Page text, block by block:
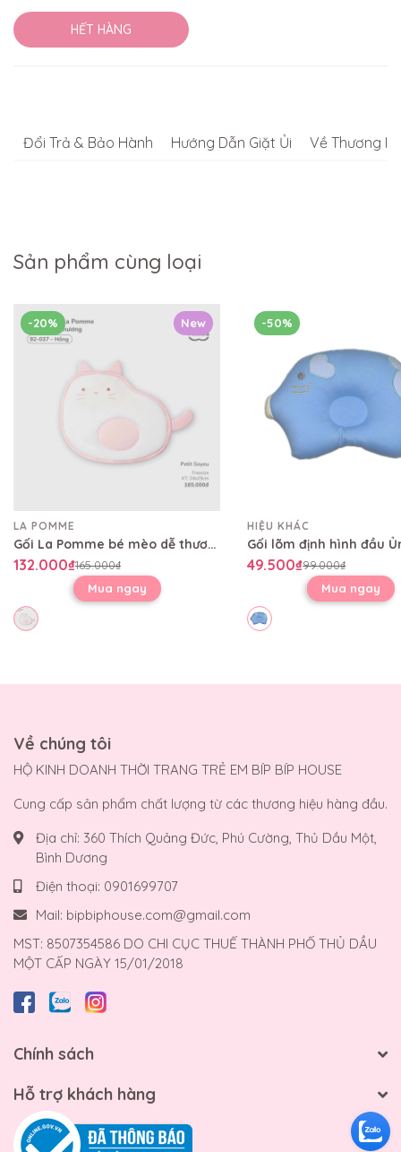
HẾT HÀNG
Đổi Trả & Bảo Hành Hướng Dẫn Giặt Ủi Về Thương
Sản phẩm cùng loại
New
-20%
LA POMME
Gối La Pomme bé mèo dễ thương
132.000₫165.000₫
Mua ngay
-50%
HIỆU KHÁC
Gối lõm định hình đầu
49.500₫99.000₫
Mua ngay
Về chúng tôi
HỘ KINH DOANH THỜI TRANG TRẺ EM BÍP BÍP HOUSE
Cung cấp sản phẩm chất lượng từ các thương hiệu hàng đầu.
Địa chỉ: 360 Thích Quảng Đức, Phú Cường, Thủ Dầu Một,
Bình Dương
Điện thoại: 0901699707
Mail: bipbiphouse.com@gmail.com
MST: 8507354586 DO CHI CỤC THUẾ THÀNH PHỐ THỦ DẦU
MỘT CẤP NGÀY 15/01/2018
Chính sách
Hỗ trợ khách hàng